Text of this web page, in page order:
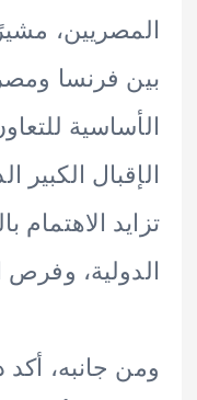
مشيرًا إلى
ومصر يمثل
للتعاون
الكبير الذي
الاهتمام
وفرص
جانبه، أكد